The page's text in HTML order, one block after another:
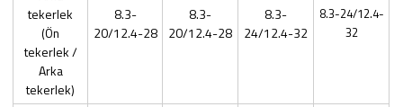
tekerlek
(Ön
tekerlek /
Arka
tekerlek)
8.3-
20/12.4-28
8.3-
20/12.4-28
8.3-
24/12.4-32
8.3-24/12.4-
32